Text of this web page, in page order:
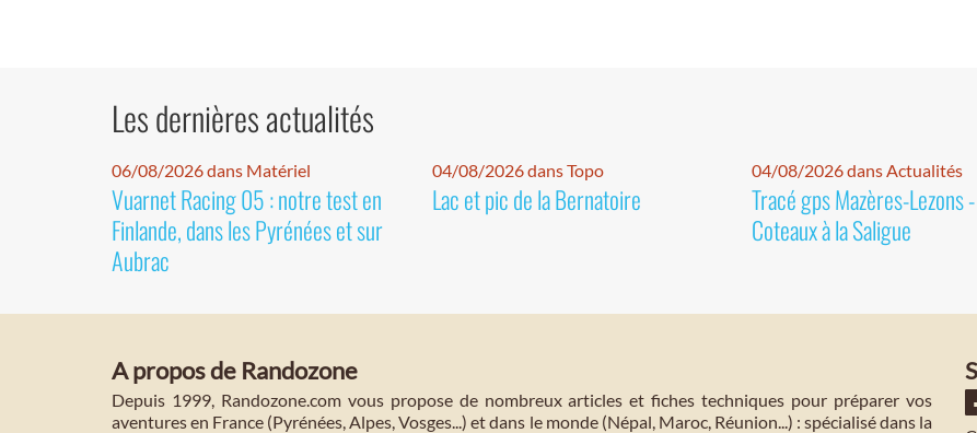
Les dernières actualités
06/08/2026 dans Matériel
Vuarnet Racing 05 : notre test en
Finlande, dans les Pyrénées et sur
Aubrac
04/08/2026 dans Topo
Lac et pic de la Bernatoire
04/08/2026 dans Actualités
Tracé gps Mazères-Lezons
Coteaux à la Saligue
A propos de Randozone
Depuis 1999, Randozone.com vous propose de nombreux articles et fiches techniques pour préparer vos
aventures en France (Pyrénées, Alpes, Vosges...) et dans le monde (Népal, Maroc, Réunion...) : spécialisé dans la